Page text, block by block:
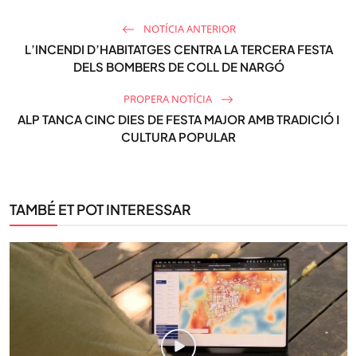
NOTÍCIA ANTERIOR
L’INCENDI D’HABITATGES CENTRA LA TERCERA FESTA
DELS BOMBERS DE COLL DE NARGÓ
PROPERA NOTÍCIA
ALP TANCA CINC DIES DE FESTA MAJOR AMB TRADICIÓ I
CULTURA POPULAR
TAMBÉ ET POT INTERESSAR